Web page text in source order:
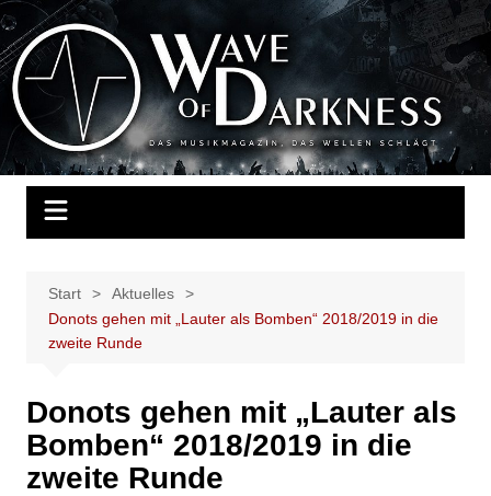
Zum
Inhalt
springen
Wave of Darkness
Das Musikmagazin, das Wellen schlägt. Konzerte, Festivals, Events,
Fotos, Termine, Interviews, Berichte, Musik
Start
Aktuelles
Donots gehen mit „Lauter als Bomben“ 2018/2019 in die
zweite Runde
Donots gehen mit „Lauter als
Bomben“ 2018/2019 in die
zweite Runde